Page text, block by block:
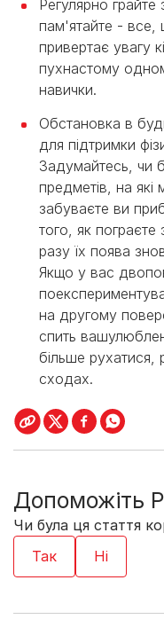
Регулярно
пам'ятайте - все,
привертає увагу
пухнастому
навички.
Обстановка в
для підтримки
Задумайтесь, чи
предметів, на
забуваєте ви
того, як
разу їх поява
Якщо у вас
на другому
спить
більше рухатися,
сходах.
Допоможіть
Чи була ця стаття